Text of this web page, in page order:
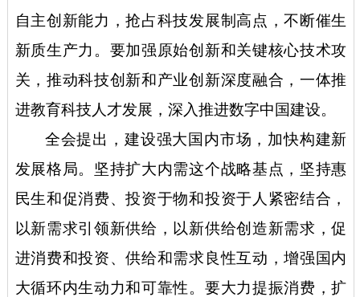
自主创新能力，抢占科技发展制高点，不断催生
新质生产力。要加强原始创新和关键核心技术攻
关，推动科技创新和产业创新深度融合，一体推
进教育科技人才发展，深入推进数字中国建设。
全会提出，建设强大国内市场，加快构建新
发展格局。坚持扩大内需这个战略基点，坚持惠
民生和促消费、投资于物和投资于人紧密结合，
以新需求引领新供给，以新供给创造新需求，促
进消费和投资、供给和需求良性互动，增强国内
大循环内生动力和可靠性。要大力提振消费，扩